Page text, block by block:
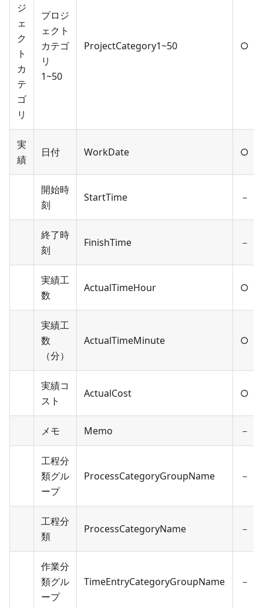
ジ
ェ
ク
ト
カ
テ
ゴ
リ
プロジ
ェクト
カテゴ
リ
1~50
ProjectCategory1~50 ○
実
績
日付 WorkDate ○
開始時
刻
StartTime －
終了時
刻
FinishTime －
実績工
数
ActualTimeHour ○
実績工
数
（分）
ActualTimeMinute ○
実績コ
スト
ActualCost ○
メモ Memo －
工程分
類グル
ープ
ProcessCategoryGroupName －
工程分
類
ProcessCategoryName －
作業分
類グル
ープ
TimeEntryCategoryGroupName －